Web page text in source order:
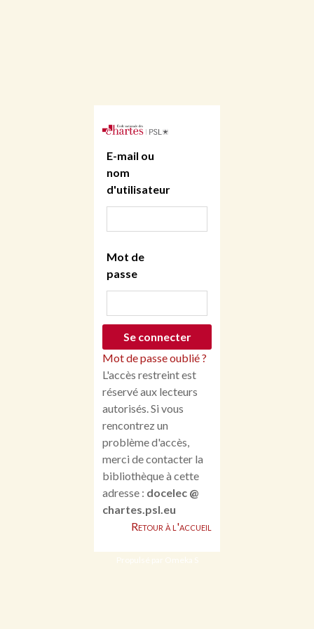
E-mail ou
nom
d'utilisateur
Mot de
passe
Mot de passe oublié ?
L'accès restreint est
réservé aux lecteurs
autorisés. Si vous
rencontrez un
problème d'accès,
merci de contacter la
bibliothèque à cette
adresse : docelec @
chartes.psl.eu
Retour à l'accueil
Propulsé par Omeka S